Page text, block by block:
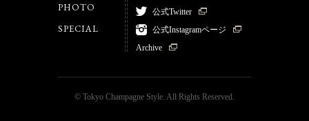
PHOTO
SPECIAL
公式Twitter
公式Instagramページ
Archive
© Tokyo Champagne Style. All Rights Reserved.